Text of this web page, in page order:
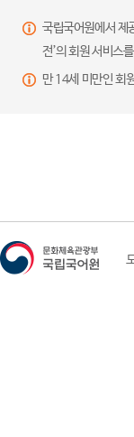
국립국어원에서 제
전’의 회원 서비스
만 14세 미만인 회